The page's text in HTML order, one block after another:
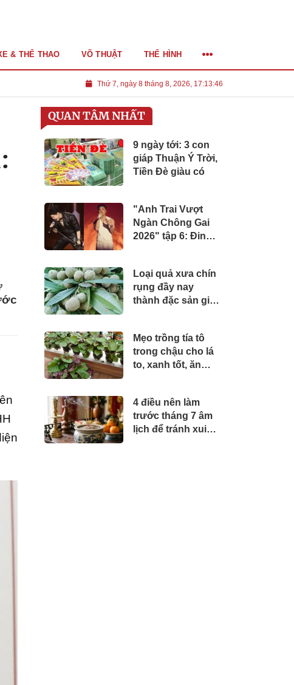
Thứ 7, ngày 8 tháng 8, 2026, 17:13:48
& THỂ THAO VÕ THUẬT THỂ HÌNH
QUAN TÂM NHẤT
9 ngày tới: 3 con
giáp Thuận Ý Trời,
Tiền Đè giàu có
"Anh Trai Vượt
Ngàn Chông Gai
2026" tập 6: Đinh
nguy hiểm, chính
thức công bố 2
concert
Loại quả xưa chín
rụng đầy nay
thành đặc sản giá
hoạch nhiều năm,
du khách thích mê
Mẹo trồng tía tô
trong chậu cho lá
to, xanh tốt, ăn
4 điều nên làm
trước tháng 7 âm
lịch để tránh xui